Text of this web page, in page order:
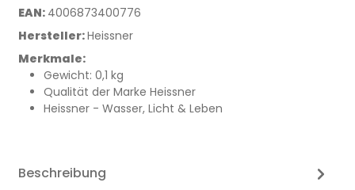
EAN: 4006873400776
Hersteller:Heissner
Merkmale:
Gewicht: 0,1 kg
Qualität der Marke Heissner
Heissner - Wasser, Licht & Leben
Beschreibung